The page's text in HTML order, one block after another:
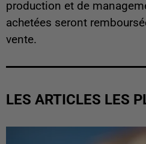
production et de
achetées seront
vente.
LES ARTICLES LES